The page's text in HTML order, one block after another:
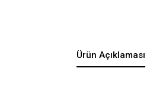
Ürün Açıklaması